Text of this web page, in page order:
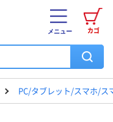
カゴ
メニュー
PC/タブレット/スマホ/ス